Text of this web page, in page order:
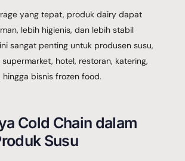
yang tepat, produk dairy dapat
lebih higienis, dan lebih stabil
sangat penting untuk produsen susu,
hotel, restoran, katering,
hingga bisnis frozen food.
Cold Chain dalam
Susu